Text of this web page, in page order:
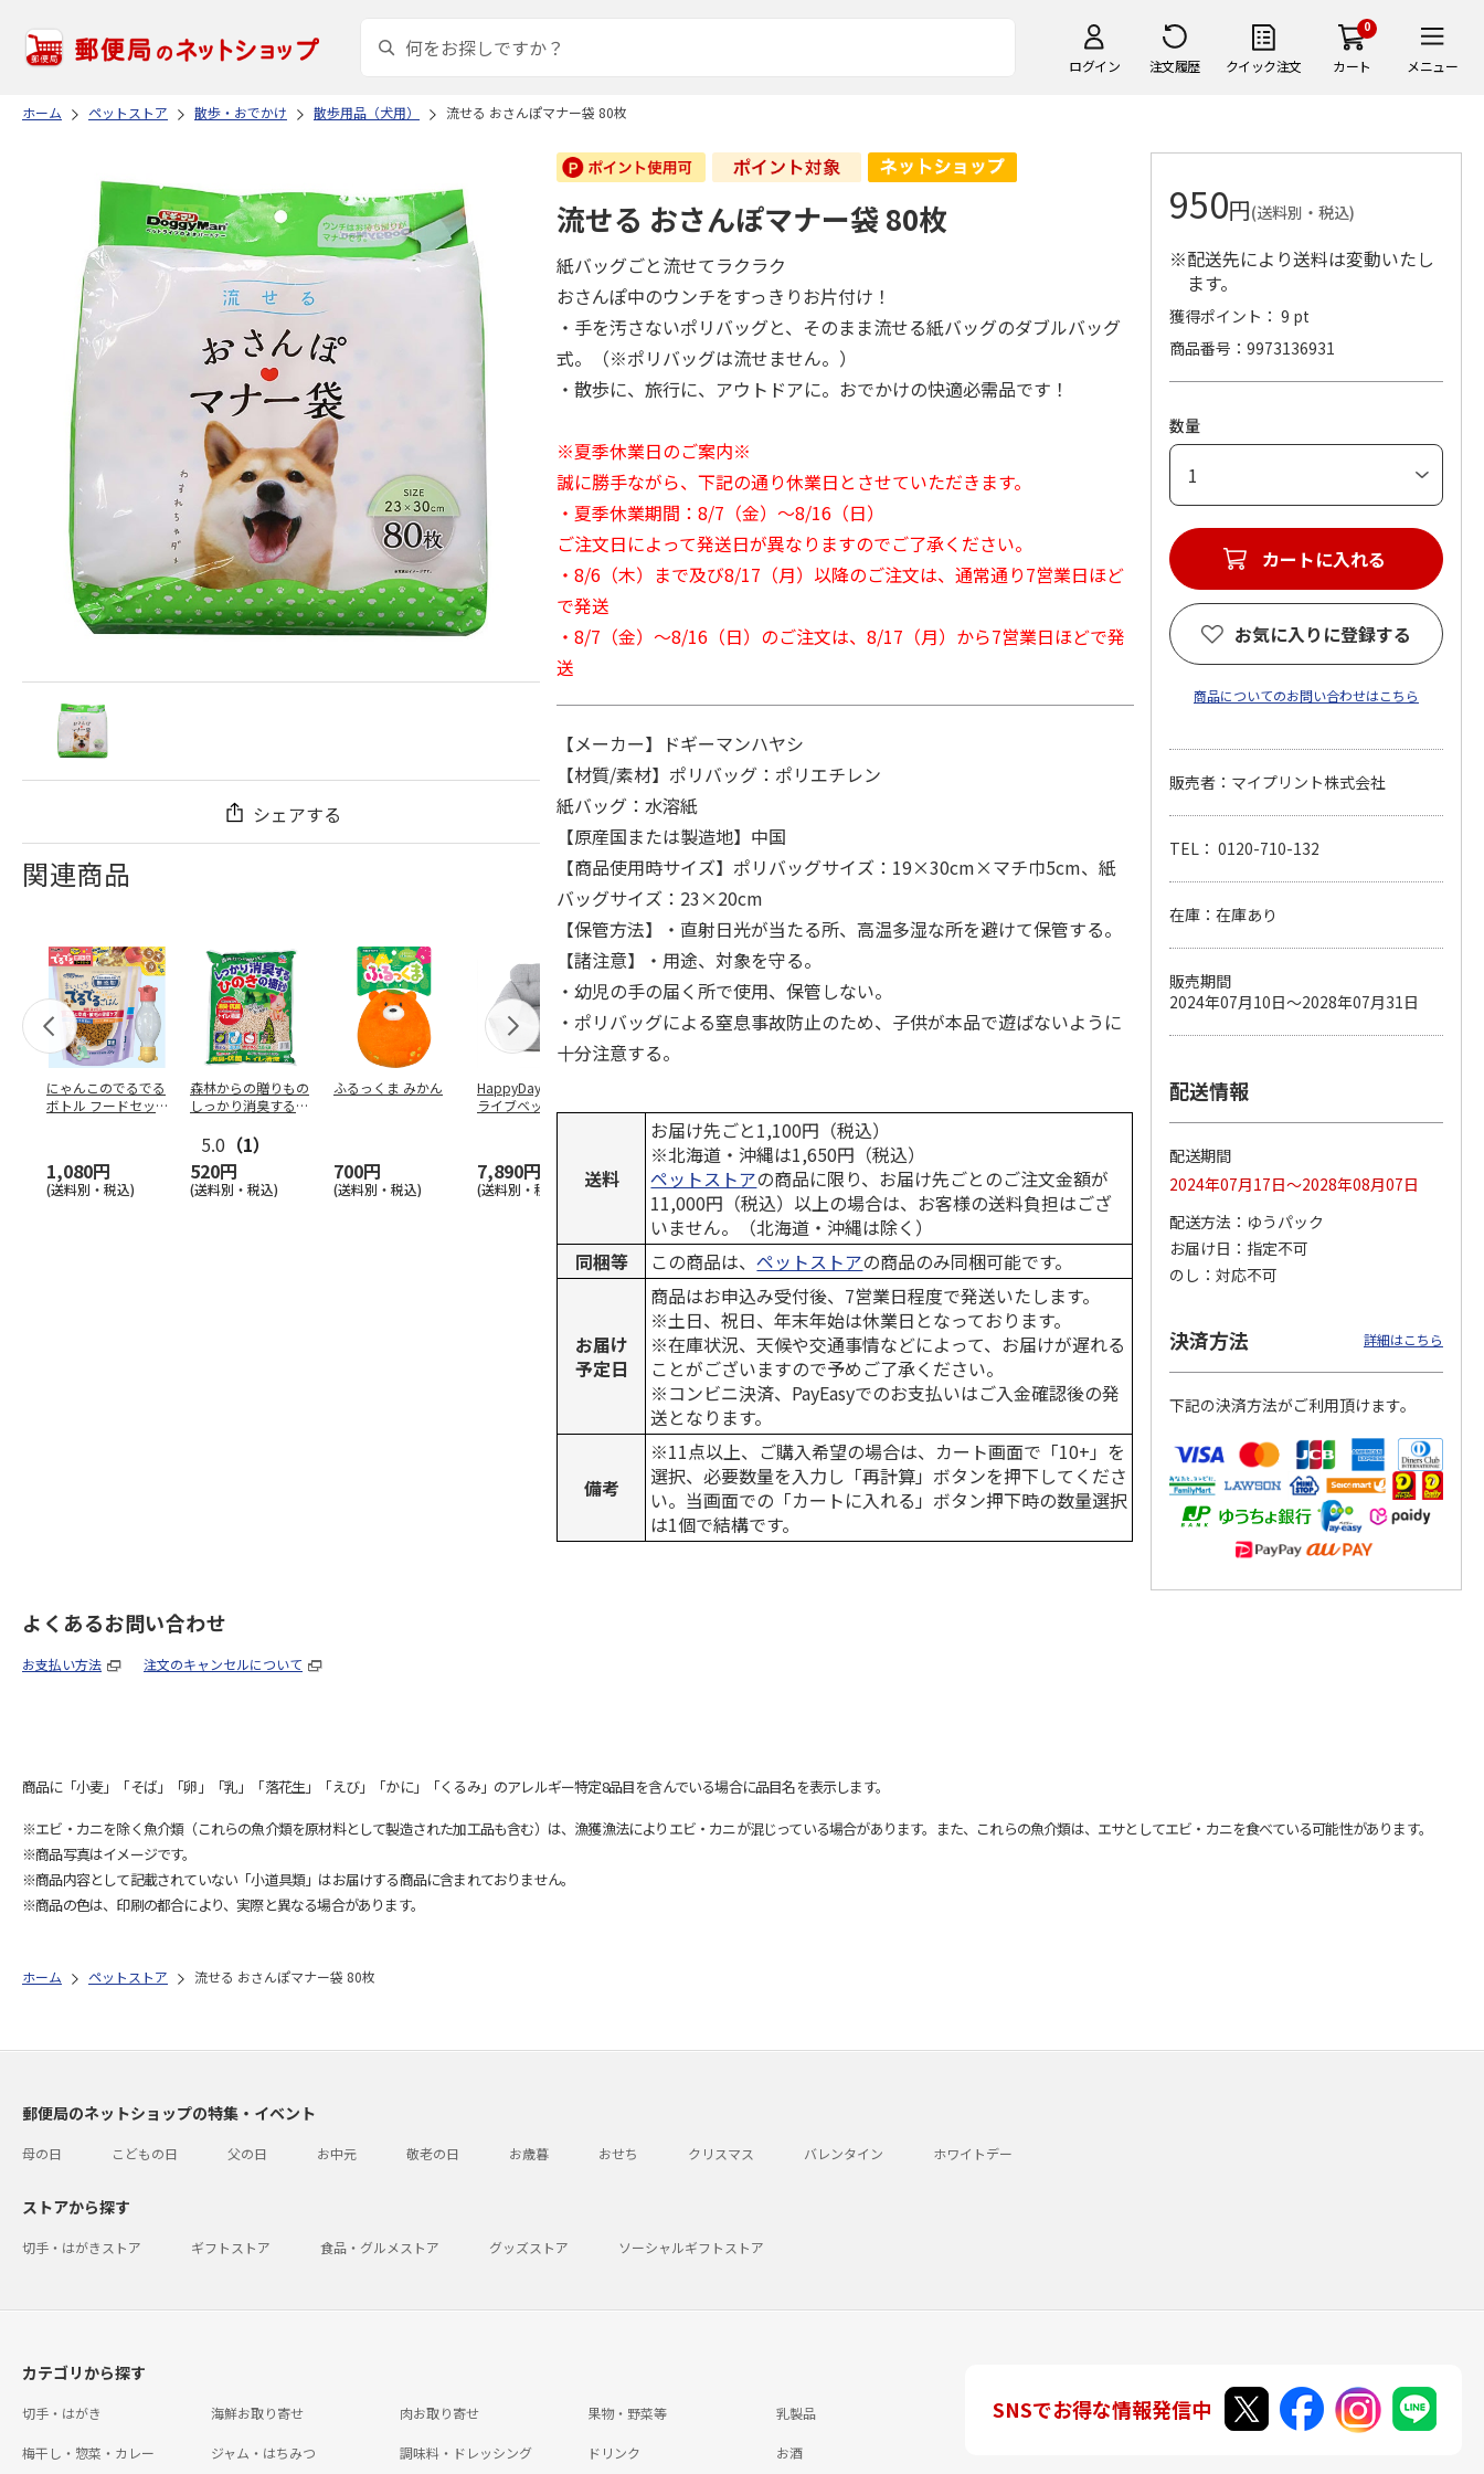
ログイン 注文履歴 クイック注文
0
カート メニュー
ホーム ペットストア 散歩・おでかけ 散歩用品（犬用） 流せる おさんぽマナー袋 80枚
シェアする
関連商品
にゃんこのでるでる
ボトル フードセッ
1,080円
(送料別・税込)
森林からの贈りもの
しっかり消臭するひ
5.0 （1）
520円
(送料別・税込)
ふるっくま みかん
700円
(送料別・税込)
HappyDays 2wayド
ライブベッド グレ
7,890円
(送料別・税込)
イレ ナチュラルグ
1,550円
(送料別・税込)
ンド 4L
1,320円
(送料別・税込)
470円
(送料別・税込)
120円
(送料別・税込)
ペット線香 虹のか
なた フルーティフ
ローラルの香り
590円
(送料別・税込)
100円
(送料別・税込)
流せる おさんぽマナー袋 80枚
紙バッグごと流せてラクラク
おさんぽ中のウンチをすっきりお片付け！
・手を汚さないポリバッグと、そのまま流せる紙バッグのダブルバッグ
式。（※ポリバッグは流せません。）
・散歩に、旅行に、アウトドアに。おでかけの快適必需品です！
※夏季休業日のご案内※
誠に勝手ながら、下記の通り休業日とさせていただきます。
・夏季休業期間：8/7（金）～8/16（日）
ご注文日によって発送日が異なりますのでご了承ください。
・8/6（木）まで及び8/17（月）以降のご注文は、通常通り7営業日ほど
で発送
・8/7（金）～8/16（日）のご注文は、8/17（月）から7営業日ほどで発
送
【メーカー】ドギーマンハヤシ
【材質/素材】ポリバッグ：ポリエチレン
紙バッグ：水溶紙
【原産国または製造地】中国
【商品使用時サイズ】ポリバッグサイズ：19×30cm×マチ巾5cm、紙
バッグサイズ：23×20cm
【保管方法】・直射日光が当たる所、高温多湿な所を避けて保管する。
【諸注意】・用途、対象を守る。
・幼児の手の届く所で使用、保管しない。
・ポリバッグによる窒息事故防止のため、子供が本品で遊ばないように
十分注意する。
送料
お届け先ごと1,100円（税込）
※北海道・沖縄は1,650円（税込）
ペットストアの商品に限り、お届け先ごとのご注文金額が
11,000円（税込）以上の場合は、お客様の送料負担はござ
いません。（北海道・沖縄は除く）
同梱等
この商品は、ペットストアの商品のみ同梱可能です。
お届け
予定日
商品はお申込み受付後、7営業日程度で発送いたします。
※土日、祝日、年末年始は休業日となっております。
※在庫状況、天候や交通事情などによって、お届けが遅れる
ことがございますので予めご了承ください。
※コンビニ決済、PayEasyでのお支払いはご入金確認後の発
送となります。
備考
※11点以上、ご購入希望の場合は、カート画面で「10+」を
選択、必要数量を入力し「再計算」ボタンを押下してくださ
い。当画面での「カートに入れる」ボタン押下時の数量選択
は1個で結構です。
950円(送料別・税込)
※配送先により送料は変動いたし
ます。
獲得ポイント： 9 pt
商品番号
9973136931
数量
カートに入れる
お気に入りに登録する
商品についてのお問い合わせはこちら
販売者：マイプリント株式会社
TEL： 0120-710-132
在庫：在庫あり
販売期間
2024年07月10日～2028年07月31日
配送情報
配送期間
2024年07月17日～2028年08月07日
配送方法
ゆうパック
お届け日
指定不可
のし
対応不可
決済方法 詳細はこちら
下記の決済方法がご利用頂けます。
よくあるお問い合わせ
お支払い方法 注文のキャンセルについて
商品に「小麦」「そば」「卵」「乳」「落花生」「えび」「かに」「くるみ」のアレルギー特定8品目を含んでいる場合に品目名を表示します。
※エビ・カニを除く魚介類（これらの魚介類を原材料として製造された加工品も含む）は、漁獲漁法によりエビ・カニが混じっている場合があります。また、これらの魚介類は、エサとしてエビ・カニを食べている可能性があります。
※商品写真はイメージです。
※商品内容として記載されていない「小道具類」はお届けする商品に含まれておりません。
※商品の色は、印刷の都合により、実際と異なる場合があります。
ホーム ペットストア 流せる おさんぽマナー袋 80枚
郵便局のネットショップの特集・イベント
母の日 こどもの日 父の日 お中元 敬老の日 お歳暮 おせち クリスマス バレンタイン ホワイトデー
ストアから探す
切手・はがきストア ギフトストア 食品・グルメストア グッズストア ソーシャルギフトストア
カテゴリから探す
切手・はがき 海鮮お取り寄せ 肉お取り寄せ 果物・野菜等 乳製品
梅干し・惣菜・カレー ジャム・はちみつ 調味料・ドレッシング ドリンク お酒
SNSでお得な情報発信中